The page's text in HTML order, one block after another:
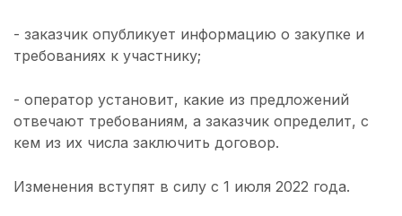
- заказчик опубликует информацию о закупке и
требованиях к участнику;
- оператор установит, какие из предложений
отвечают требованиям, а заказчик определит, с
кем из их числа заключить договор.
Изменения вступят в силу с 1 июля 2022 года.